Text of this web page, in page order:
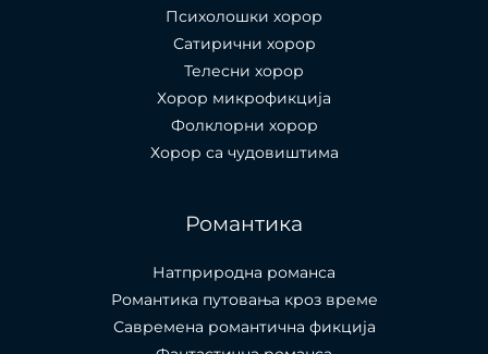
Психолошки хорор
Сатирични хорор
Телесни хорор
Хорор микрофикција
Фолклорни хорор
Хорор са чудовиштима
Романтика
Натприродна романса
Романтика путовања кроз време
Савремена романтична фикција